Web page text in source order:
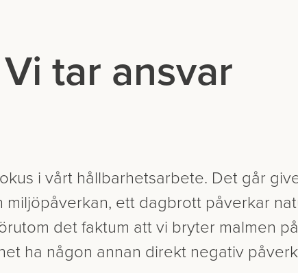
Vi tar ansvar
i vårt hållbarhets­arbete. Det går
miljöpåverkan, ett dagbrott påverkar
det faktum att vi bryter malmen
ha någon annan direkt negativ